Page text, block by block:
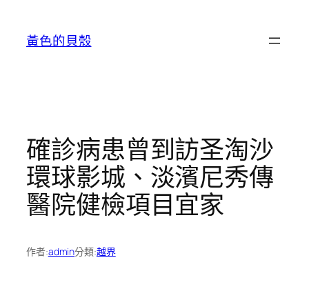
黃色的貝殼
確診病患曾到訪圣淘沙
環球影城、淡濱尼秀傳
醫院健檢項目宜家
作者:admin分類:越界